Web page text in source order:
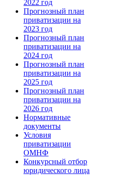
2022 год
Прогнозный план
приватизации на
2023 год
Прогнозный план
приватизации на
2024 год
Прогнозный план
приватизации на
2025 год
Прогнозный план
приватизации на
2026 год
Нормативные
документы
Условия
приватизации
ОМНФ
Конкурсный отбор
юридического лица